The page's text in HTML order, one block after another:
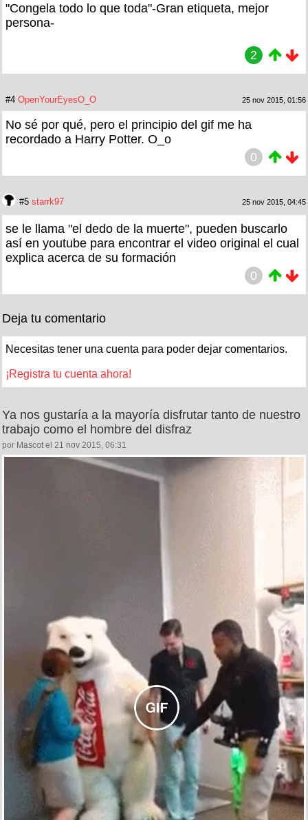
"Congela todo lo que toda"-Gran etiqueta, mejor
persona-
2
#4 OpenYourEyesO_O 25 nov 2015, 01:56
No sé por qué, pero el principio del gif me ha
recordado a Harry Potter. O_o
0
#5 starrk97 25 nov 2015, 04:45
se le llama "el dedo de la muerte", pueden buscarlo
así en youtube para encontrar el video original el cual
explica acerca de su formación
0
Deja tu comentario
Necesitas tener una cuenta para poder dejar comentarios.
¡Registra tu cuenta ahora!
Ya nos gustaría a la mayoría disfrutar tanto de nuestro
trabajo como el hombre del disfraz
por Mascot el 21 nov 2015, 06:31